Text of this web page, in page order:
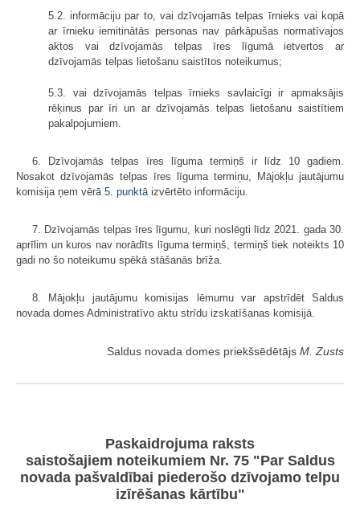
5.2. informāciju par to, vai dzīvojamās telpas īrnieks vai kopā
ar īrnieku iemitinātās personas nav pārkāpušas normatīvajos
aktos vai dzīvojamās telpas īres līgumā ietvertos ar
dzīvojamās telpas lietošanu saistītos noteikumus;
5.3. vai dzīvojamās telpas īrnieks savlaicīgi ir apmaksājis
rēķinus par īri un ar dzīvojamās telpas lietošanu saistītiem
pakalpojumiem.
6. Dzīvojamās telpas īres līguma termiņš ir līdz 10 gadiem.
Nosakot dzīvojamās telpas īres līguma termiņu, Mājokļu jautājumu
komisija ņem vērā 5. punktā izvērtēto informāciju.
7. Dzīvojamās telpas īres līgumu, kuri noslēgti līdz 2021. gada 30.
aprīlim un kuros nav norādīts līguma termiņš, termiņš tiek noteikts 10
gadi no šo noteikumu spēkā stāšanās brīža.
8. Mājokļu jautājumu komisijas lēmumu var apstrīdēt Saldus
novada domes Administratīvo aktu strīdu izskatīšanas komisijā.
Saldus novada domes priekšsēdētājs M. Zusts
Paskaidrojuma raksts
saistošajiem noteikumiem Nr. 75 "Par Saldus
novada pašvaldībai piederošo dzīvojamo telpu
izīrēšanas kārtību"